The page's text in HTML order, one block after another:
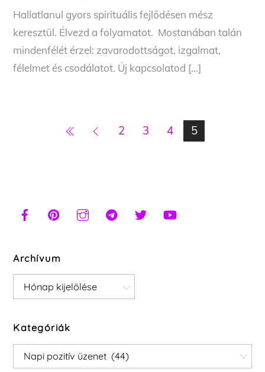
Hallatlanul gyors spirituális fejlődésen mész
keresztül. Élvezd a folyamatot. Mostanában talán
mindenfélét érzel: zavarodottságot, izgalmat,
félelmet és csodálatot. Új kapcsolatod […]
2 3 4 5
Archívum
Archívum
Kategóriák
Kategóriák